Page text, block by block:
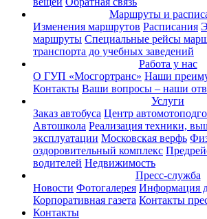
Маршруты и
Изменения маршрутов Расписания
маршруты Специальные рейсы
транспорта до учебных заведений
Работа у нас
О ГУП «Мосгортранс» Наши
Контакты Ваши вопросы – наши
Услуги
Заказ автобуса Центр
Автошкола Реализация техники,
эксплуатации Московская верфь
оздоровительный комплекс
водителей Недвижимость
Пресс-служба
Новости Фотогалерея Информация
Корпоративная газета Контакты
Контакты